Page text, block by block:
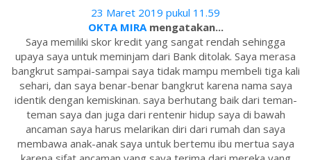
23 Maret 2019 pukul 11.59
OKTA MIRAmengatakan...
Saya memiliki skor kredit yang sangat rendah sehingga
upaya saya untuk meminjam dari Bank ditolak. Saya merasa
bangkrut sampai-sampai saya tidak mampu membeli tiga kali
sehari, dan saya benar-benar bangkrut karena nama saya
identik dengan kemiskinan. saya berhutang baik dari teman-
teman saya dan juga dari rentenir hidup saya di bawah
ancaman saya harus melarikan diri dari rumah dan saya
membawa anak-anak saya untuk bertemu ibu mertua saya